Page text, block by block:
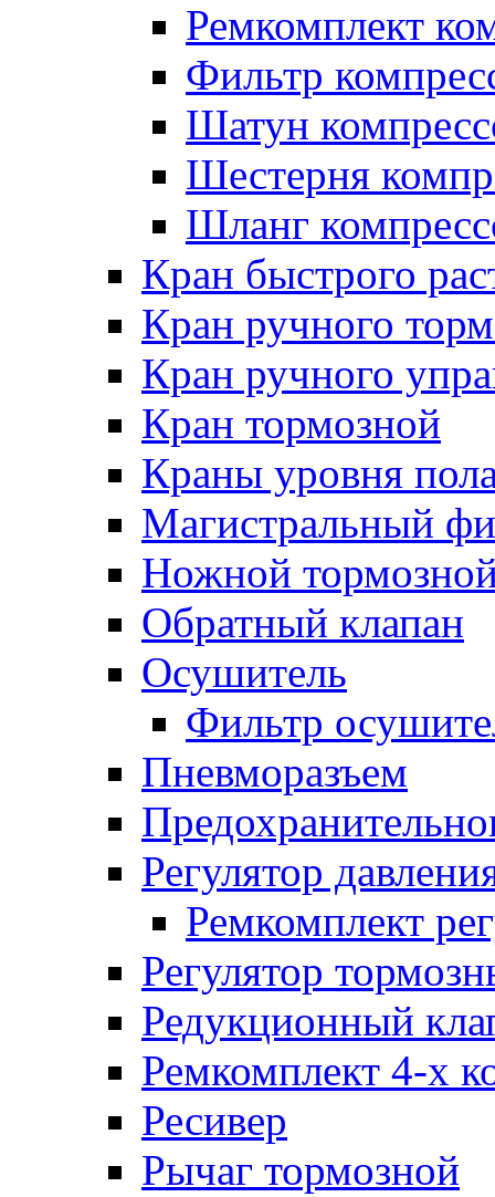
Ремкомплект
Фильтр
Шатун
Шестерня
Шланг
Кран быстрого
Кран ручного
Кран ручного
Кран тормозной
Краны уровня
Магистральный
Ножной
Обратный клапан
Осушитель
Фильтр
Пневморазъем
Регулятор
Ремкомплект
Регулятор
Редукционный
Ремкомплект 4-х
Ресивер
Рычаг тормозной